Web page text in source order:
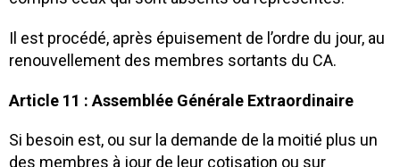
Il est procédé, après épuisement de l’ordre du jour, au
renouvellement des membres sortants du CA.
Article 11 : Assemblée Générale Extraordinaire
Si besoin est, ou sur la demande de la moitié plus un
des membres à jour de leur cotisation ou sur